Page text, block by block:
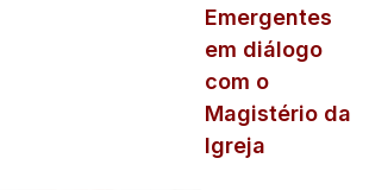
Emergentes
em diálogo
com o
Magistério da
Igreja